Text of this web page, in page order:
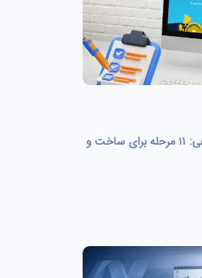
مراحل طراحی سایت فروشگاهی: ۱۱ مرحله برای ساخت و